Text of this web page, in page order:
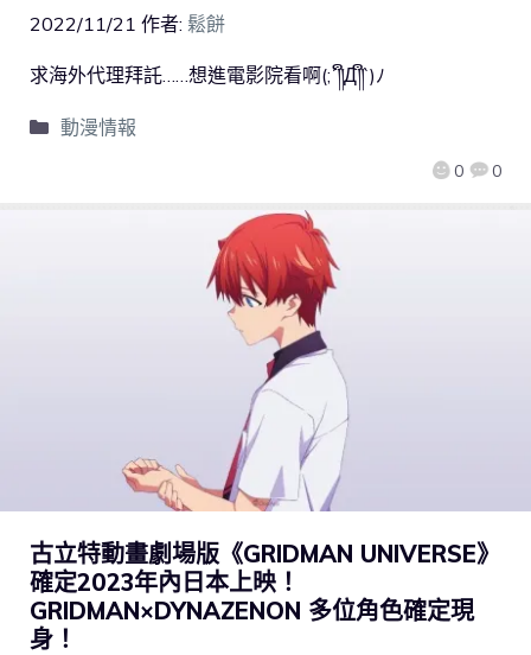
2022/11/21 作者: 鬆餅
0 0
求海外代理拜託……想進電影院看啊(;´༎ຶД༎ຶ`)ﾉ
動漫情報
古立特動畫劇場版《GRIDMAN UNIVERSE》
確定2023年內日本上映！
GRIDMAN×DYNAZENON 多位角色確定現
身！